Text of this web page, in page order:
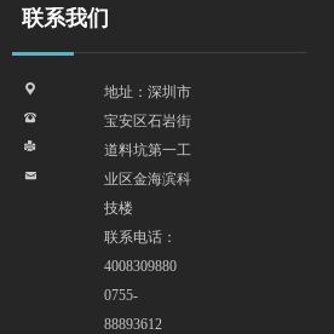
联系我们
地址：深圳市
宝安区石岩街
道料坑第一工
业区金海滨科
技楼
联系电话：
4008309880
0755-
88893612
끇
뀰
넔
낂